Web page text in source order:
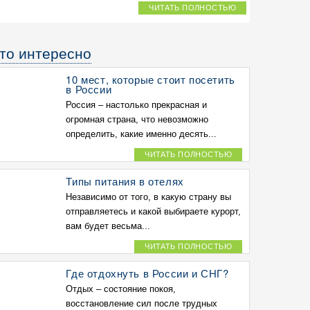
ЧИТАТЬ ПОЛНОСТЬЮ
интересно
10 мест, которые стоит посетить
в России
Россия – настолько прекрасная и
огромная страна, что невозможно
определить, какие именно десять...
ЧИТАТЬ ПОЛНОСТЬЮ
Типы питания в отелях
Независимо от того, в какую страну вы
отправляетесь и какой выбираете курорт,
вам будет весьма...
ЧИТАТЬ ПОЛНОСТЬЮ
Где отдохнуть в России и СНГ?
Отдых – состояние покоя,
восстановление сил после трудных